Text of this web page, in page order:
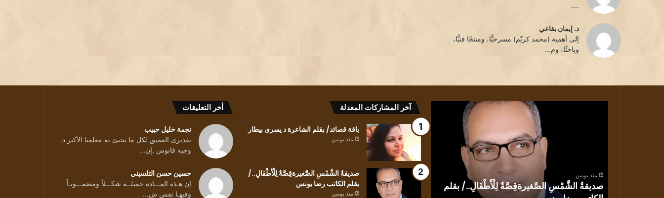
....
د. إيمان بقاعي
إلى أهمية (محمد كريّم) مسرحيًّا، ومنتجًا فنيًّا،
وباحثًا، وم...
يونسمنذ يومين
صديقةُ الشَّمْسِ الصَّغيرةقِصَّةٌ لِلْأَطْفَالِ../ بقلم
للعابرِ
أن
يلتفتَ
للظلِ/
الشاعرة
ندىمنذ يومين
كيف للعابرِ أن يلتفتَ للظلِ/ بقلم الشاعرة ندى
بقلم
الشاعرة
بيطار
منذ يومين
آخر المشاركات المعدلة
باقة قصائد/ بقلم الشاعرة د يسرى بيطار
منذ يومين
صديقةُ الشَّمْسِ الصَّغيرةقِصَّةٌ لِلْأَطْفَالِ../
بقلم الكاتب رضا يونس
منذ يومين
أخر التعليقات
نجمة خليل حبيب
تقدبرى العميق لكل ما يجيئ به معلمنا الأكبر د.
وجيه فانوس ,إن...
حسين حسن التلسيني
إن هـذه المـــادة جميلــة شكـــلاً ومضمـــونـاً
وفيهـا نفس ش...